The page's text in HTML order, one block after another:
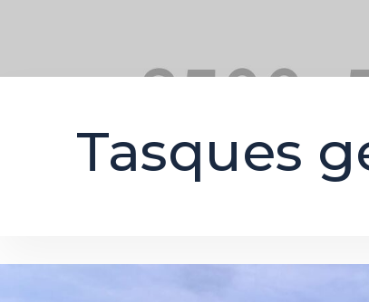
Tasques